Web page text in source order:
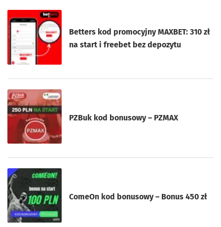
Betters kod promocyjny MAXBET: 310 zł
na start i freebet bez depozytu
PZBuk kod bonusowy – PZMAX
ComeOn kod bonusowy – Bonus 450 zł